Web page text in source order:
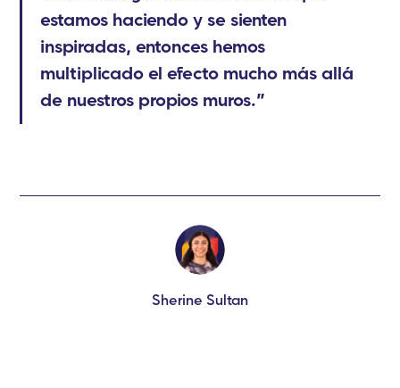
estamos haciendo y se sienten
inspiradas, entonces hemos
multiplicado el efecto mucho más allá
de nuestros propios muros.”
Sherine Sultan